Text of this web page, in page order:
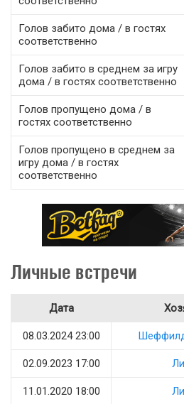
Голов забито дома / в гостях
соответственно
Голов забито в среднем за игру
дома / в гостях соответственно
Голов пропущено дома / в
гостях соответственно
Голов пропущено в среднем за
игру дома / в гостях
соответственно
Личные встречи
Дата
08.03.2024 23:00
02.09.2023 17:00
11.01.2020 18:00